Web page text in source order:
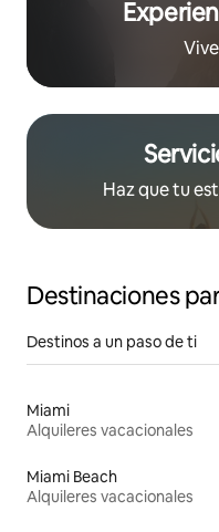
Haz que tu
Destinaciones
Destinos a un paso de ti
Miami
Alquileres vacacionales
Miami Beach
Alquileres vacacionales